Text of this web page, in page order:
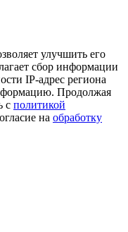
улучшить его
сбор информации
IP-адрес региона
Продолжая
с политикой
на обработку